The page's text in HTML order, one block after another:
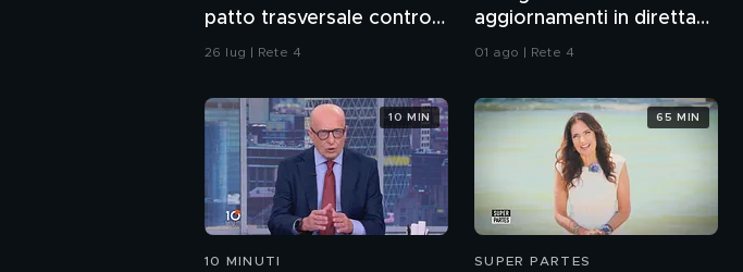
patto trasversale contro
la violenza"
26 lug | Rete 4
aggiornamenti in diretta
da Ceuta
01 ago | Rete 4
10 MINUTI
10 MIN
SUPER PARTES
65 MIN